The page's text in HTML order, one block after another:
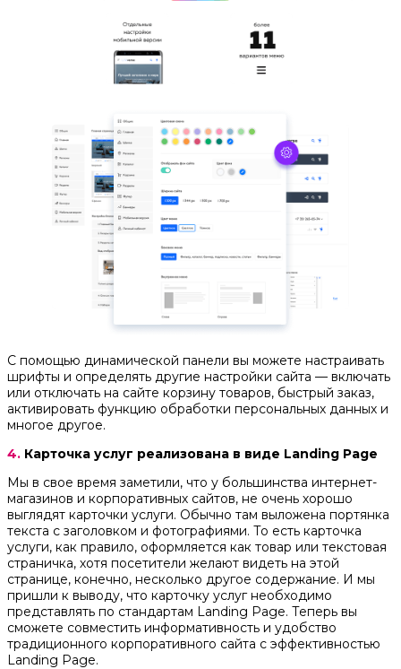
С помощью динамической панели вы можете настраивать
шрифты и определять другие настройки сайта — включать
или отключать на сайте корзину товаров, быстрый заказ,
активировать функцию обработки персональных данных и
многое другое.
4. Карточка услуг реализована в виде Landing Page
Мы в свое время заметили, что у большинства интернет-
магазинов и корпоративных сайтов, не очень хорошо
выглядят карточки услуги. Обычно там выложена портянка
текста с заголовком и фотографиями. То есть карточка
услуги, как правило, оформляется как товар или текстовая
страничка, хотя посетители желают видеть на этой
странице, конечно, несколько другое содержание. И мы
пришли к выводу, что карточку услуг необходимо
представлять по стандартам Landing Page. Теперь вы
сможете совместить информативность и удобство
традиционного корпоративного сайта с эффективностью
Landing Page.